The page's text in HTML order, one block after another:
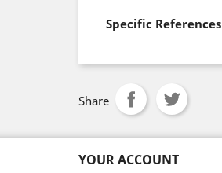
Specific References
Share
YOUR ACCOUNT